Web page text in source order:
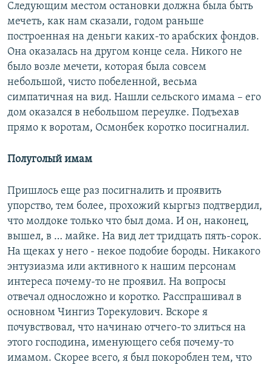
Следующим местом остановки должна была быть
мечеть, как нам сказали, годом раньше
построенная на деньги каких-то арабских фондов.
Она оказалась на другом конце села. Никого не
было возле мечети, которая была совсем
небольшой, чисто побеленной, весьма
симпатичная на вид. Нашли сельского имама – его
дом оказался в небольшом переулке. Подъехав
прямо к воротам, Осмонбек коротко посигналил.
Полуголый имам
Пришлось еще раз посигналить и проявить
упорство, тем более, прохожий кыргыз подтвердил,
что молдоке только что был дома. И он, наконец,
вышел, в … майке. На вид лет тридцать пять-сорок.
На щеках у него - некое подобие бороды. Никакого
энтузиазма или активного к нашим персонам
интереса почему-то не проявил. На вопросы
отвечал односложно и коротко. Расспрашивал в
основном Чингиз Торекулович. Вскоре я
почувствовал, что начинаю отчего-то злиться на
этого господина, именующего себя почему-то
имамом. Скорее всего, я был покороблен тем, что